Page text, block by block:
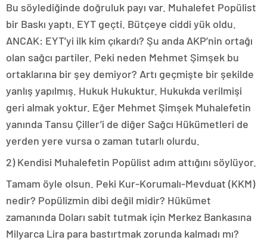
Bu söylediğinde doğruluk payı var. Muhalefet Popülist
bir Baskı yaptı. EYT geçti. Bütçeye ciddi yük oldu.
ANCAK: EYT’yi ilk kim çıkardı? Şu anda AKP’nin ortağı
olan sağcı partiler. Peki neden Mehmet Şimşek bu
ortaklarına bir şey demiyor? Artı geçmişte bir şekilde
yanlış yapılmış. Hukuk Hukuktur. Hukukda verilmişi
geri almak yoktur. Eğer Mehmet Şimşek Muhalefetin
yanında Tansu Çiller’i de diğer Sağcı Hükümetleri de
yerden yere vursa o zaman tutarlı olurdu.
2) Kendisi Muhalefetin Popülist adım attığını söylüyor.
Tamam öyle olsun. Peki Kur-Korumalı-Mevduat (KKM)
nedir? Popülizmin dibi değil midir? Hükümet
zamanında Doları sabit tutmak için Merkez Bankasına
Milyarca Lira para bastırtmak zorunda kalmadı mı?